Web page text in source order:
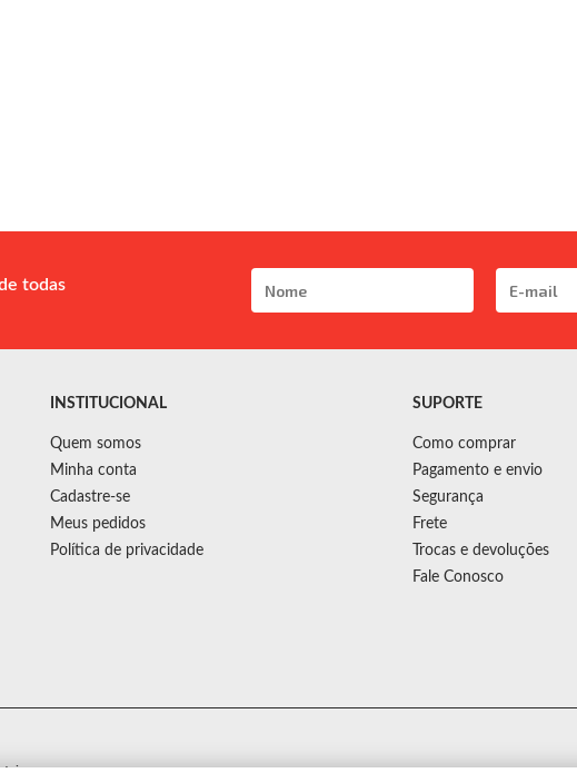
todas
INSTITUCIONAL
Quem somos
Minha conta
Cadastre-se
Meus pedidos
Política de privacidade
SUPORTE
Como comprar
Pagamento e envio
Segurança
Frete
Trocas e devoluções
Fale Conosco